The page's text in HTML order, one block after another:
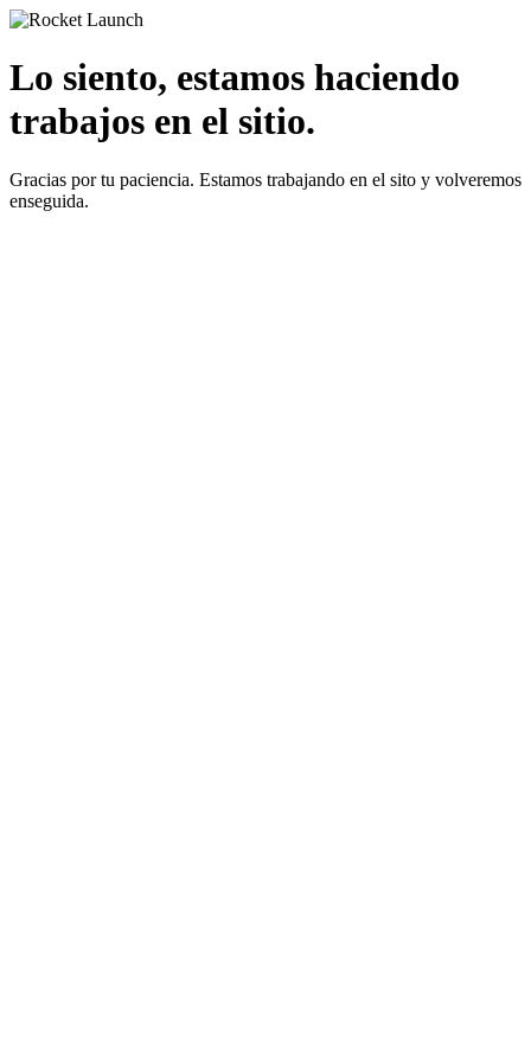
Lo siento, estamos haciendo
trabajos en el sitio.
Gracias por tu paciencia. Estamos trabajando en el sito y volveremos
enseguida.